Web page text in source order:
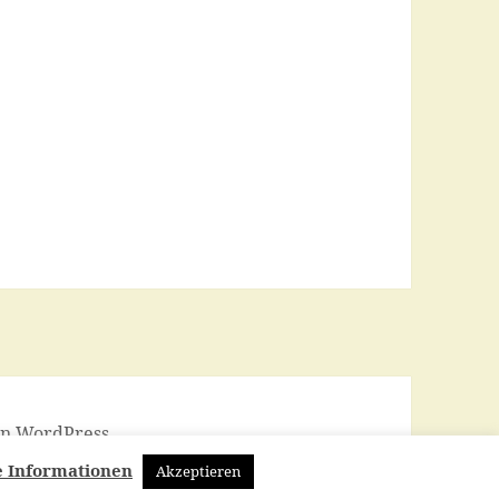
WordPress
Informationen Akzeptieren